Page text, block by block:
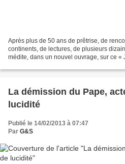
Après plus de 50 ans de prêtrise, de
continents, de lectures, de plusieurs
médite, dans un nouvel ouvrage, sur ce «
La démission du Pape,
lucidité
Publié le 14/02/2013 à 07:47
Par G&S